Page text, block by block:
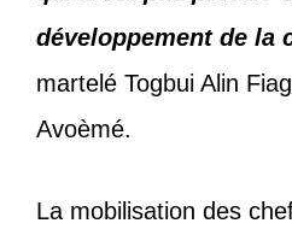
développement de la
martelé Togbui Alin
Avoèmé.
La mobilisation des